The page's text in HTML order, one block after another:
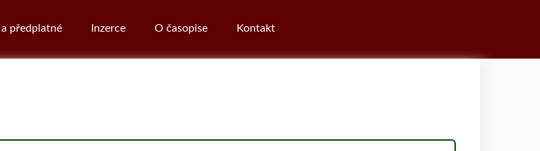
a předplatné Inzerce O časopise Kontakt